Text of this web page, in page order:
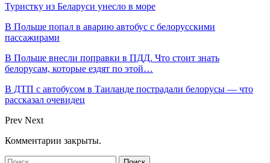
Туристку из Беларуси унесло в море
В Польше попал в аварию автобус с белорусскими
пассажирами
В Польше внесли поправки в ПДД. Что стоит знать
белорусам, которые ездят по этой…
В ДТП с автобусом в Таиланде пострадали белорусы — что
рассказал очевидец
Prev Next
Комментарии закрыты.